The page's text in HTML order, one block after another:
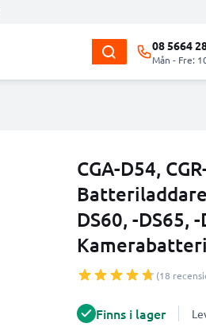
08 5664
Mån - Fre:
CGA-D54,
DS60, -DS65,
(18
Finns i lager